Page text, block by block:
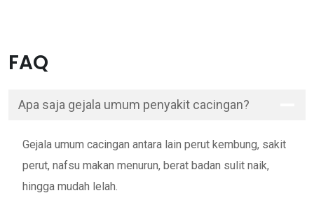
FAQ
Apa saja gejala umum penyakit cacingan?
Gejala umum cacingan antara lain perut kembung, sakit
perut, nafsu makan menurun, berat badan sulit naik,
hingga mudah lelah.